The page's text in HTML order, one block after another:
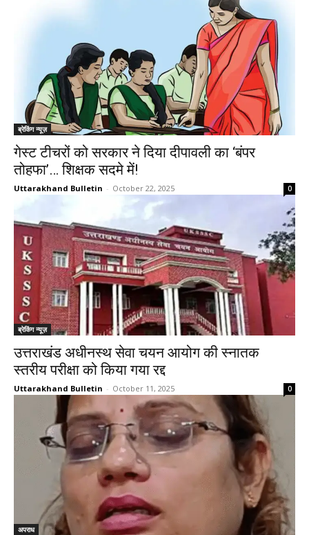
ब्रेकिंग न्यूज़
गेस्ट टीचरों को सरकार ने दिया दीपावली का ‘बंपर
तोहफा’… शिक्षक सदमे में!
Uttarakhand Bulletin - October 22, 2025 0
ब्रेकिंग न्यूज़
उत्तराखंड अधीनस्थ सेवा चयन आयोग की स्नातक
स्तरीय परीक्षा को किया गया रद्द
Uttarakhand Bulletin - October 11, 2025 0
अपराध